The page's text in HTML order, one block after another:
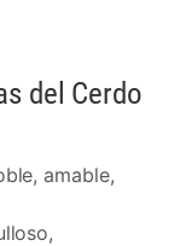
del Cerdo
amable,